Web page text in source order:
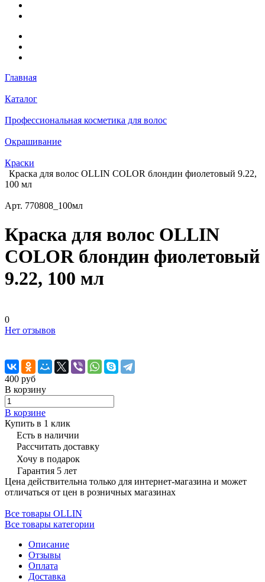
Главная
Каталог
Профессиональная косметика для волос
Окрашивание
Краски
Краска для волос OLLIN COLOR блондин фиолетовый 9.22,
100 мл
Арт. 770808_100мл
Краска для волос OLLIN
COLOR блондин фиолетовый
9.22, 100 мл
0
Нет отзывов
400 руб
В корзину
В корзине
Купить в 1 клик
Есть в наличии
Рассчитать доставку
Хочу в подарок
Гарантия 5 лет
Цена действительна только для интернет-магазина и может
отличаться от цен в розничных магазинах
Все товары OLLIN
Все товары категории
Описание
Отзывы
Оплата
Доставка